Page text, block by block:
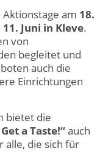
am 18.
11. Juni in Kleve.
von
begleitet und
auch die
Einrichtungen
bietet die
a Taste!“auch
alle, die sich für